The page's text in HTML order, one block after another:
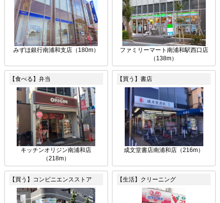
みずほ銀行南浦和支店（180m）
ファミリーマート南浦和駅西口店
（138m）
【食べる】弁当
キッチンオリジン南浦和店
（218m）
【買う】書店
成文堂書店南浦和店（216m）
【買う】コンビニエンスストア 【生活】クリーニング